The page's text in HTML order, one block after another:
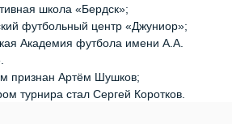
школа «Бердск»;
футбольный центр «Джуниор»;
Академия футбола имени А.А.
признан Артём Шушков;
турнира стал Сергей Коротков.